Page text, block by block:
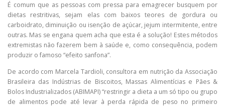
É comum que as pessoas com pressa para emagrecer busquem por
dietas restritivas, sejam elas com baixos teores de gordura ou
carboidrato, diminuição ou isenção de açúcar, jejum intermitente, entre
outras. Mas se engana quem acha que esta é a solução! Estes métodos
extremistas não fazerem bem à saúde e, como consequência, podem
produzir o famoso “efeito sanfona”.
De acordo com Marcela Tardioli, consultora em nutrição da Associação
Brasileira das Indústrias de Biscoitos, Massas Alimentícias e Pães &
Bolos Industrializados (ABIMAPI) “restringir a dieta a um só tipo ou grupo
de alimentos pode até levar à perda rápida de peso no primeiro